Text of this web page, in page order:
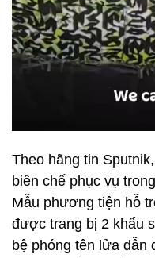
Theo hãng tin
biên chế phục vụ
Mẫu phương tiện hỗ
được trang bị 2 khẩu
bệ phóng tên lửa dẫn